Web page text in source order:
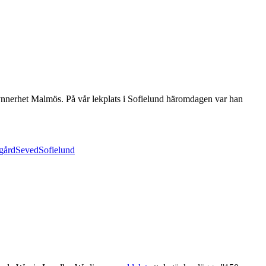
Malmös. På vår lekplats i Sofielund häromdagen var han
SevedSofielund